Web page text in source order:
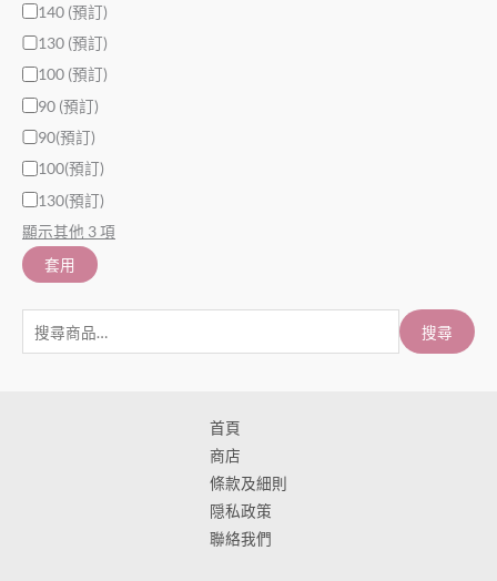
140 (預訂)
130 (預訂)
100 (預訂)
90 (預訂)
90(預訂)
100(預訂)
130(預訂)
顯示其他 3 項
套用
搜尋
首頁
商店
條款及細則
隠私政策
聯絡我們